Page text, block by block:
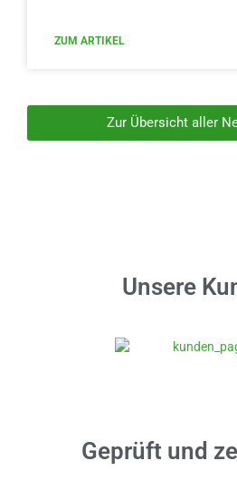
ZUM ARTIKEL
Zur Übersicht aller
Unsere
Geprüft und